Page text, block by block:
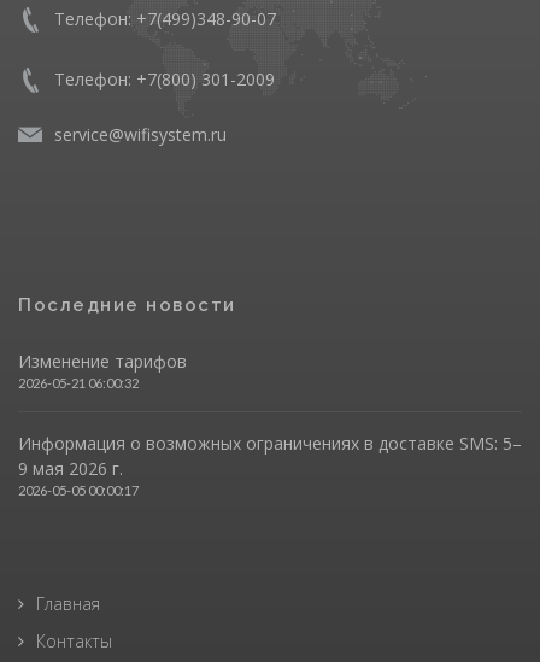
Телефон: +7(499)348-90-07
Телефон: +7(800) 301-2009
service@wifisystem.ru
Последние новости
Изменение тарифов
2026-05-21 06:00:32
Информация о возможных ограничениях в доставке SMS: 5–
9 мая 2026 г.
2026-05-05 00:00:17
Главная
Контакты